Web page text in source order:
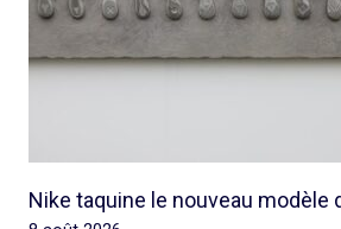
Nike taquine le nouveau modèle